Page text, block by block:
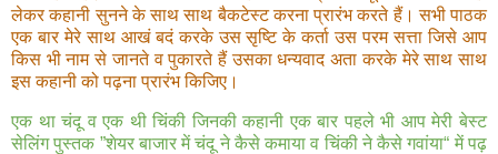
लेकर कहानी सुनने के साथ साथ बैकटेस्ट करना प्रारंभ करते हैं। सभी पाठक
एक बार मेरे साथ आखं बदं करके उस सृष्टि के कर्ता उस परम सत्ता जिसे आप
किस भी नाम से जानते व पुकारते हैं उसका धन्यवाद अता करके मेरे साथ साथ
इस कहानी को पढ़ना प्रारंभ किजिए।
एक था चंदू व एक थी चिंकी जिनकी कहानी एक बार पहले भी आप मेरी बेस्ट
सेलिंग पुस्तक ”शेयर बाजार में चंदू ने कैसे कमाया व चिंकी ने कैसे गवांया“ में पढ़